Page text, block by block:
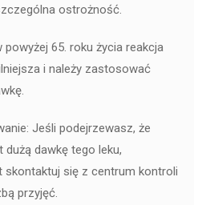
ostrożność.
powyżej 65. roku życia reakcja
i należy zastosować
Jeśli podejrzewasz, że
dużą dawkę tego leku,
skontaktuj się z centrum kontroli
przyjęć.